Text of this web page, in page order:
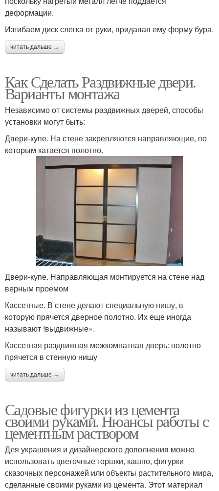
деформации.
Изгибаем диск слегка от руки, придавая ему форму бура.
читать дальше →
Как Сделать Раздвижные двери.
Варианты монтажа
Независимо от системы раздвижных дверей, способы
установки могут быть:
Двери-купе. На стене закрепляются направляющие, по
которым катается полотно.
Двери-купе. Направляющая монтируется на стене над
верным проемом
Кассетные. В стене делают специальную нишу, в
которую прячется дверное полотно. Их еще иногда
называют !выдвижные».
Кассетная раздвижная межкомнатная дверь: полотно
прячется в стенную нишу
читать дальше →
Садовые фигурки из цемента
своими руками. Нюансы работы с
цементным раствором
Для украшения и дизайнерского дополнения можно
использовать цветочные горшки, кашпо, фигурки
сказочных персонажей или объекты растительного мира,
сделанные своими руками из цемента. Этот материал